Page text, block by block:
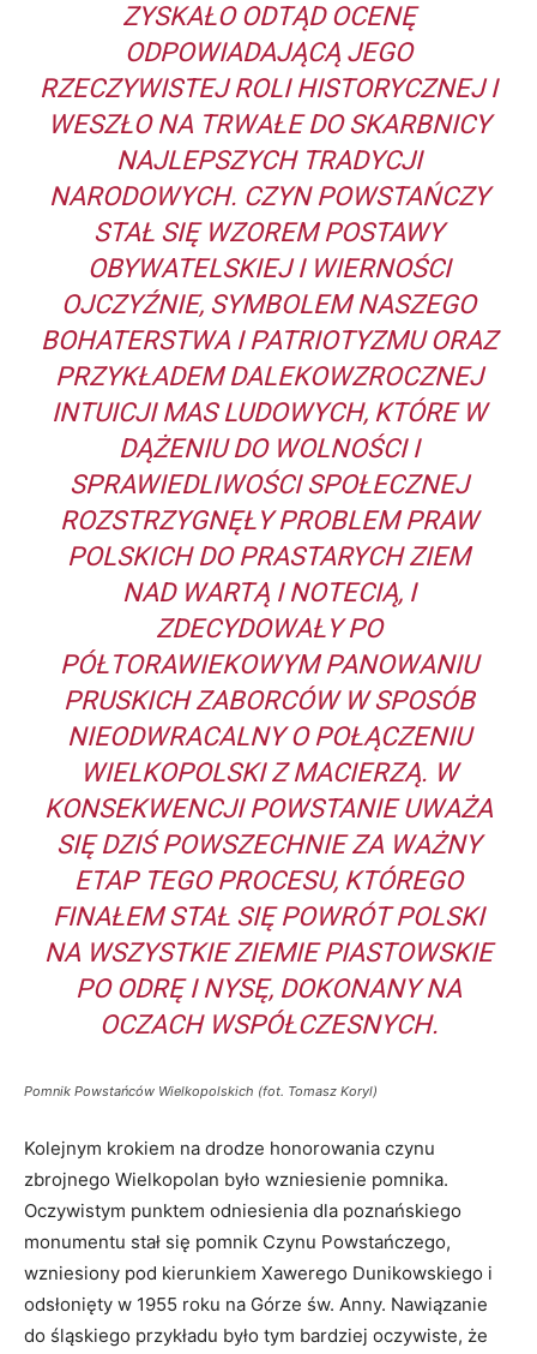
ZYSKAŁO ODTĄD OCENĘ
ODPOWIADAJĄCĄ JEGO
RZECZYWISTEJ ROLI HISTORYCZNEJ I
WESZŁO NA TRWAŁE DO SKARBNICY
NAJLEPSZYCH TRADYCJI
NARODOWYCH. CZYN POWSTAŃCZY
STAŁ SIĘ WZOREM POSTAWY
OBYWATELSKIEJ I WIERNOŚCI
OJCZYŹNIE, SYMBOLEM NASZEGO
BOHATERSTWA I PATRIOTYZMU ORAZ
PRZYKŁADEM DALEKOWZROCZNEJ
INTUICJI MAS LUDOWYCH, KTÓRE W
DĄŻENIU DO WOLNOŚCI I
SPRAWIEDLIWOŚCI SPOŁECZNEJ
ROZSTRZYGNĘŁY PROBLEM PRAW
POLSKICH DO PRASTARYCH ZIEM
NAD WARTĄ I NOTECIĄ, I
ZDECYDOWAŁY PO
PÓŁTORAWIEKOWYM PANOWANIU
PRUSKICH ZABORCÓW W SPOSÓB
NIEODWRACALNY O POŁĄCZENIU
WIELKOPOLSKI Z MACIERZĄ. W
KONSEKWENCJI POWSTANIE UWAŻA
SIĘ DZIŚ POWSZECHNIE ZA WAŻNY
ETAP TEGO PROCESU, KTÓREGO
FINAŁEM STAŁ SIĘ POWRÓT POLSKI
NA WSZYSTKIE ZIEMIE PIASTOWSKIE
PO ODRĘ I NYSĘ, DOKONANY NA
OCZACH WSPÓŁCZESNYCH.
Pomnik Powstańców Wielkopolskich (fot. Tomasz Koryl)
Kolejnym krokiem na drodze honorowania czynu
zbrojnego Wielkopolan było wzniesienie pomnika.
Oczywistym punktem odniesienia dla poznańskiego
monumentu stał się pomnik Czynu Powstańczego,
wzniesiony pod kierunkiem Xawerego Dunikowskiego i
odsłonięty w 1955 roku na Górze św. Anny. Nawiązanie
do śląskiego przykładu było tym bardziej oczywiste, że